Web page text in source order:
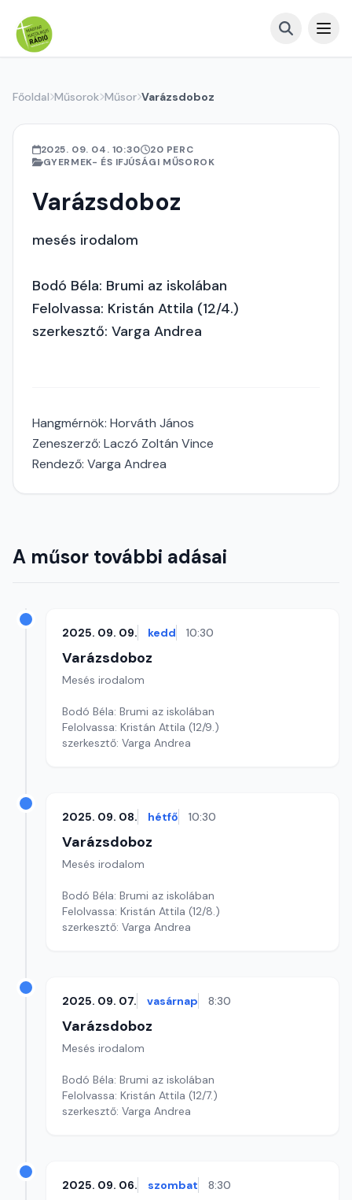
Főoldal Műsorok Műsor Varázsdoboz
2025. 09. 04. 10:30
20 PERC
GYERMEK- ÉS IFJÚSÁGI MŰSOROK
Varázsdoboz
mesés irodalom
Bodó Béla: Brumi az iskolában
Felolvassa: Kristán Attila (12/4.)
szerkesztő: Varga Andrea
Hangmérnök: Horváth János
Zeneszerző: Laczó Zoltán Vince
Rendező: Varga Andrea
A műsor további adásai
2025. 09. 09. kedd 10:30
Varázsdoboz
Mesés irodalom
Bodó Béla: Brumi az iskolában
Felolvassa: Kristán Attila (12/9.)
szerkesztő: Varga Andrea
2025. 09. 08. hétfő 10:30
Varázsdoboz
Mesés irodalom
Bodó Béla: Brumi az iskolában
Felolvassa: Kristán Attila (12/8.)
szerkesztő: Varga Andrea
2025. 09. 07. vasárnap 8:30
Varázsdoboz
Mesés irodalom
Bodó Béla: Brumi az iskolában
Felolvassa: Kristán Attila (12/7.)
szerkesztő: Varga Andrea
2025. 09. 06. szombat 8:30